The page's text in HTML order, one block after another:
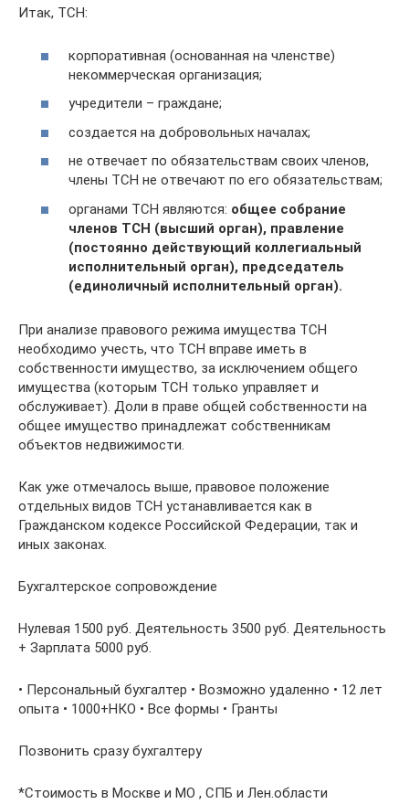
Итак, ТСН:
корпоративная (основанная на членстве)
некоммерческая организация;
учредители – граждане;
создается на добровольных началах;
не отвечает по обязательствам своих членов,
члены ТСН не отвечают по его обязательствам;
органами ТСН являются: общее собрание
членов ТСН (высший орган), правление
(постоянно действующий коллегиальный
исполнительный орган), председатель
(единоличный исполнительный орган).
При анализе правового режима имущества ТСН
необходимо учесть, что ТСН вправе иметь в
собственности имущество, за исключением общего
имущества (которым ТСН только управляет и
обслуживает). Доли в праве общей собственности на
общее имущество принадлежат собственникам
объектов недвижимости.
Как уже отмечалось выше, правовое положение
отдельных видов ТСН устанавливается как в
Гражданском кодексе Российской Федерации, так и
иных законах.
Бухгалтерское сопровождение
Нулевая 1500 руб. Деятельность 3500 руб. Деятельность
+ Зарплата 5000 руб.
• Персональный бухгалтер • Возможно удаленно • 12 лет
опыта • 1000+НКО • Все формы • Гранты
Позвонить сразу бухгалтеру
*Стоимость в Москве и МО , СПБ и Лен.области